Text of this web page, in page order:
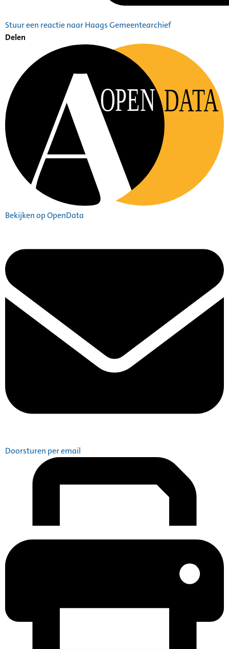
Stuur een reactie naar Haags Gemeentearchief
Delen
OPEN DATA
Bekijken op OpenData
Doorsturen per email